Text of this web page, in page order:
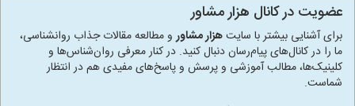
عضویت در کانال هزار مشاور
برای آشنایی بیشتر با سایتهزار مشاورو مطالعه مقالات جذاب روانشناسی،
ما را در کانال‌های پیام‌رسان دنبال کنید. در کنار معرفی روان‌شناس‌ها و
کلینیک‌ها، مطالب آموزشی و پرسش و پاسخ‌های مفیدی هم در انتظار
شماست.